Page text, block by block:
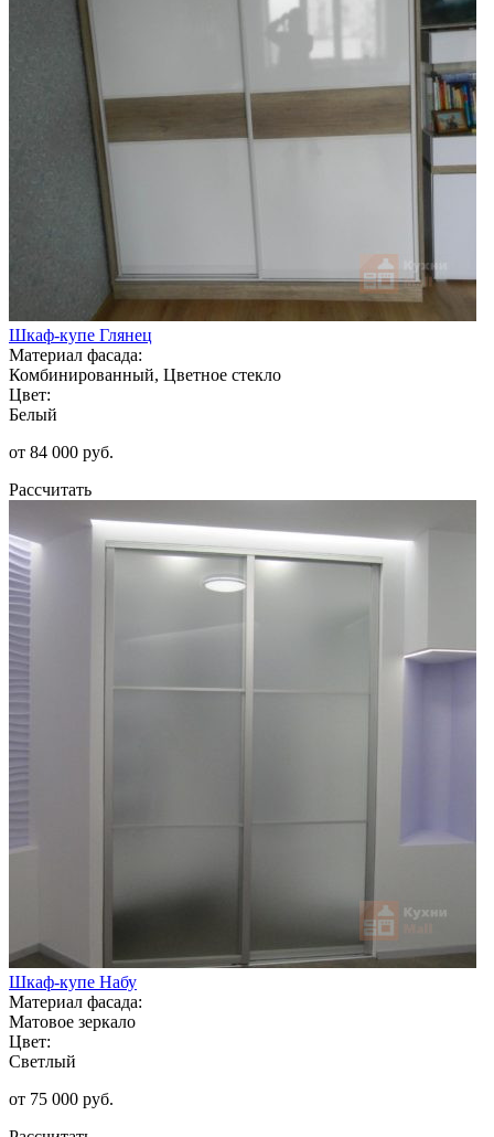
Шкаф-купе Глянец
Материал фасада:
Комбинированный, Цветное стекло
Цвет:
Белый
от 84 000 руб.
Рассчитать
Шкаф-купе Набу
Материал фасада:
Матовое зеркало
Цвет:
Светлый
от 75 000 руб.